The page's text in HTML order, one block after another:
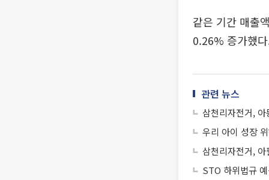
같은 기간 매출
0.26% 증가했
관련 뉴스
삼천리자전거,
우리 아이 성장
삼천리자전거, 아
STO 하위법규